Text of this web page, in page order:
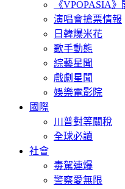
《VPOPASIA》
演唱會搶票情報
日韓爆米花
歌手動態
綜藝星聞
戲劇星聞
娛樂電影院
國際
川普對等關稅
全球必讀
社會
毒駕連爆
警察愛無限